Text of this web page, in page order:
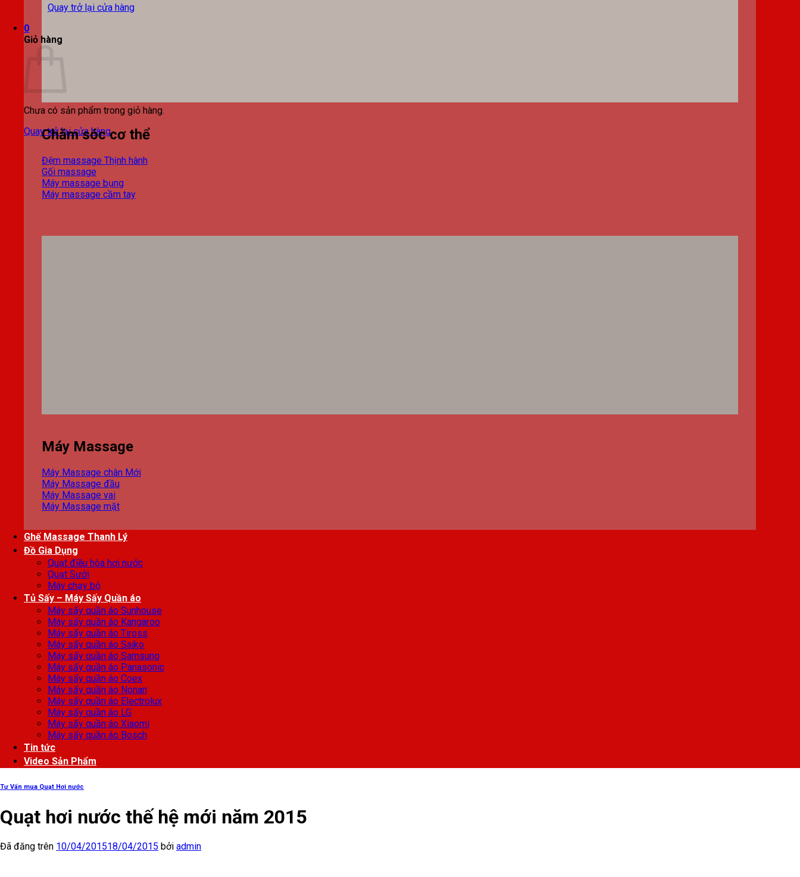
Quay trở lại cửa hàng
0
Giỏ hàng
Chưa có sản phẩm trong giỏ hàng.
Quay trở lại cửa hàng
Chăm sóc cơ thể
Đệm massage
Gối massage
Máy massage bụng
Máy massage cầm tay
Máy Massage
Máy Massage chân
Máy Massage đầu
Máy Massage vai
Máy Massage mặt
Ghế Massage Thanh Lý
Đồ Gia Dụng
Quạt điều hòa hơi nước
Quạt Sưởi
Máy chạy bộ
Tủ Sấy – Máy Sấy Quần áo
Máy sấy quần áo Sunhouse
Máy sấy quần áo Kangaroo
Máy sấy quần áo Tiross
Máy sấy quần áo Saiko
Máy sấy quần áo Samsung
Máy sấy quần áo Panasonic
Máy sấy quần áo Coex
Máy sấy quần áo Nonan
Máy sấy quần áo Electrolux
Máy sấy quần áo LG
Máy sấy quần áo Xiaomi
Máy sấy quần áo Bosch
Tin tức
Video Sản Phẩm
Tư Vấn mua Quạt Hơi nước
Quạt hơi nước thế hệ mới năm 2015
Đã đăng trên 10/04/201518/04/2015 bởi admin